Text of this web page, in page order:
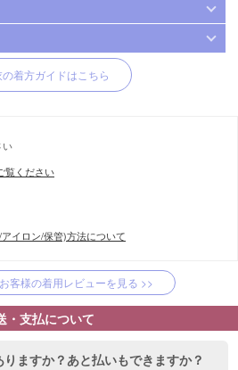
着方ガイドはこちら
い
覧ください
イロン/保管)方法について
客様の着用レビューを見る >>
・支払について
ますか？あと払いもできますか？